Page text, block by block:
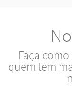
Faça
quem tem